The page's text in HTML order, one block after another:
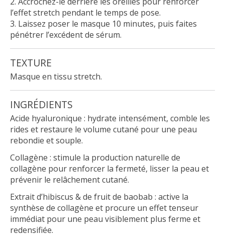
l’effet stretch pendant le temps de pose.
Laissez poser le masque 10 minutes, puis faites
pénétrer l’excédent de sérum.
TEXTURE
Masque en tissu stretch.
INGRÉDIENTS
Acide hyaluronique : hydrate intensément, comble les
rides et restaure le volume cutané pour une peau
rebondie et souple.
Collagène : stimule la production naturelle de
collagène pour renforcer la fermeté, lisser la peau et
prévenir le relâchement cutané.
Extrait d’hibiscus & de fruit de baobab : active la
synthèse de collagène et procure un effet tenseur
immédiat pour une peau visiblement plus ferme et
redensifiée.